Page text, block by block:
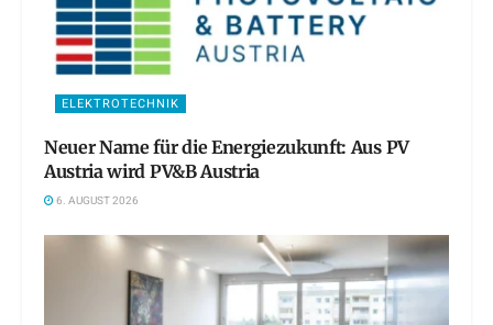
ELEKTROTECHNIK
Neuer Name für die Energiezukunft: Aus PV
Austria wird PV&B Austria
6. AUGUST 2026